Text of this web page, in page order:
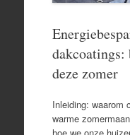
dakcoatings:
deze zomer
Inleiding: waarom
warme
hoe we onze